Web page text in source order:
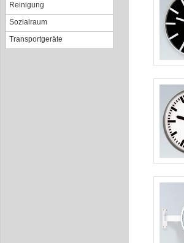
Reinigung
Sozialraum
Transportgeräte